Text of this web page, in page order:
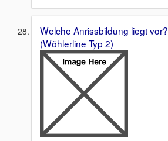
Welche Anrissbildung liegt vor?
(Wöhlerline Typ 2)